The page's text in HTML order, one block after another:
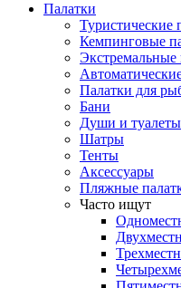
Палатки
Туристические
Кемпинговые
Экстремальные
Палатки для
Бани
Души и туалеты
Шатры
Тенты
Аксессуары
Пляжные
Часто ищут